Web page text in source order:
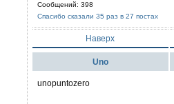
Сообщений: 398
Спасибо сказали 35 раз в 27 постах
Наверх
Uno
unopuntozero